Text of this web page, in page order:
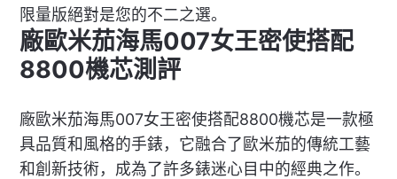
限量版絕對是您的不二之選。
廠歐米茄海馬007女王密使搭配
8800機芯測評
廠歐米茄海馬007女王密使搭配8800機芯是一款極
具品質和風格的手錶，它融合了歐米茄的傳統工藝
和創新技術，成為了許多錶迷心目中的經典之作。